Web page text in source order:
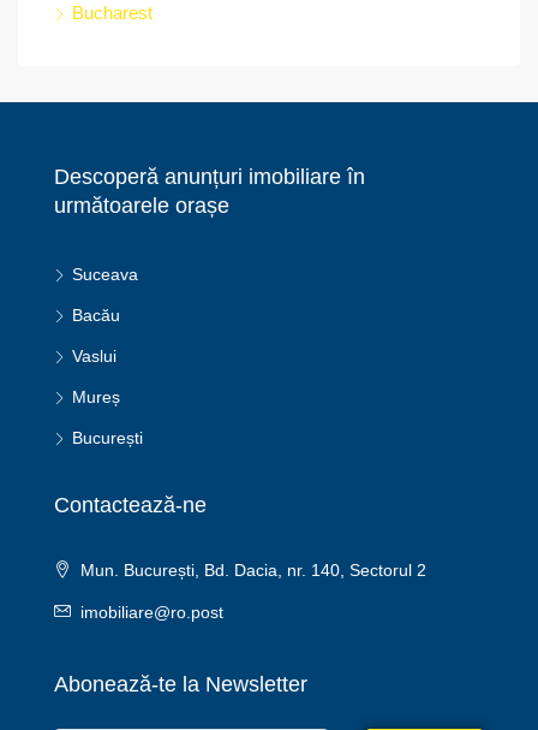
Bucharest
Descoperă anunțuri imobiliare în
următoarele orașe
Suceava
Bacău
Vaslui
Mureș
București
Contactează-ne
Mun. București, Bd. Dacia, nr. 140, Sectorul 2
imobiliare@ro.post
Abonează-te la Newsletter